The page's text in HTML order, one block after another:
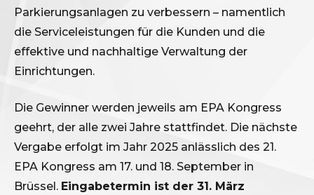
Parkierungsanlagen zu verbessern – namentlich
die Serviceleistungen für die Kunden und die
effektive und nachhaltige Verwaltung der
Einrichtungen.
Die Gewinner werden jeweils am EPA Kongress
geehrt, der alle zwei Jahre stattfindet. Die nächste
Vergabe erfolgt im Jahr 2025 anlässlich des 21.
EPA Kongress am 17. und 18. September in
Brüssel. Eingabetermin ist der 31. März